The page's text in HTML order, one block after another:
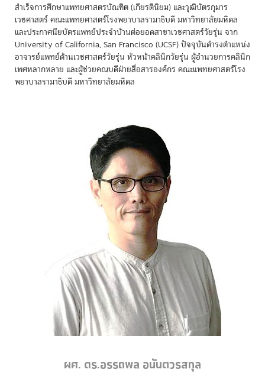
สำเร็จการศึกษาแพทยศาสตรบัณฑิต (เกียรตินิยม) และวุฒิบัตรกุมาร
เวชศาสตร์ คณะแพทยศาสตร์โรงพยาบาลรามาธิบดี มหาวิทยาลัยมหิดล
และประกาศนียบัตรแพทย์ประจำบ้านต่อยอดสาขาเวชศาสตร์วัยรุ่น จาก
University of California, San Francisco (UCSF) ปัจจุบันดำรงตำแหน่ง
อาจารย์แพทย์ด้านเวชศาสตร์วัยรุ่น หัวหน้าคลินิกวัยรุ่น ผู้อำนวยการคลินิก
เพศหลากหลาย และผู้ช่วยคณบดีฝ่ายสื่อสารองค์กร คณะแพทยศาสตร์โรง
พยาบาลรามาธิบดี มหาวิทยาลัยมหิดล
ผศ. ดร.อรรถพล อนันตวรสกุล